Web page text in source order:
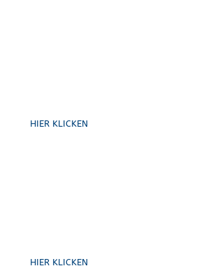
HIER KLICKEN
HIER KLICKEN